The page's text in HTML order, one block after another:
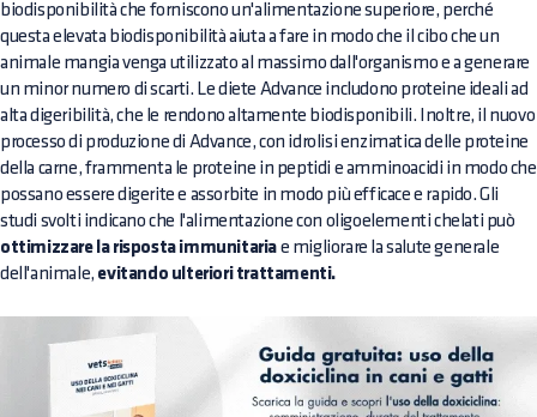
biodisponibilità che forniscono un'alimentazione superiore, perché
questa elevata biodisponibilità aiuta a fare in modo che il cibo che un
animale mangia venga utilizzato al massimo dall'organismo e a generare
un minor numero di scarti. Le diete Advance includono proteine ideali ad
alta digeribilità, che le rendono altamente biodisponibili. Inoltre, il nuovo
processo di produzione di Advance, con idrolisi enzimatica delle proteine
della carne, frammenta le proteine in peptidi e amminoacidi in modo che
possano essere digerite e assorbite in modo più efficace e rapido. Gli
studi svolti indicano che l'alimentazione con oligoelementi chelati può
ottimizzare la risposta immunitaria e migliorare la salute generale
dell'animale, evitando ulteriori trattamenti.